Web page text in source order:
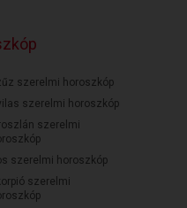
szerelmi horoszkóp
szerelmi horoszkóp
szerelmi
szerelmi horoszkóp
szerelmi